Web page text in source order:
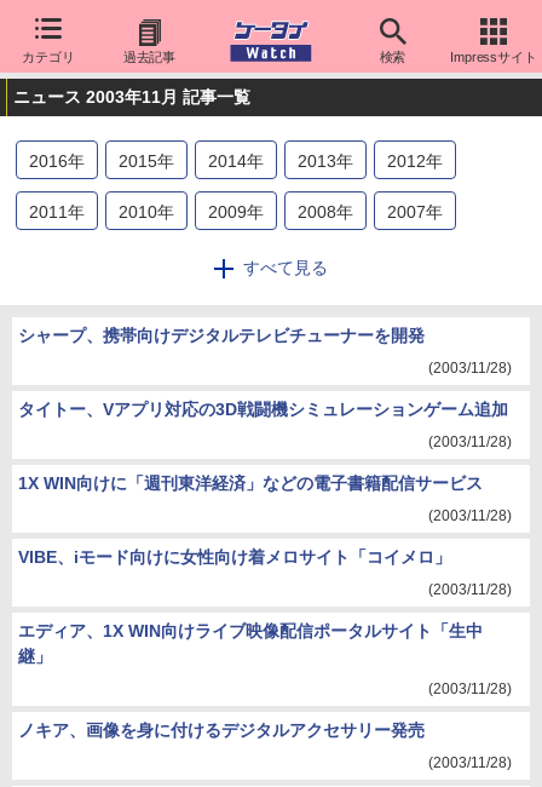
カテゴリ 過去記事 検索 Impressサイト
ニュース 2003年11月 記事一覧
2016年 2015年 2014年 2013年 2012年
2011年 2010年 2009年 2008年 2007年
2004年 2003
すべて見る
シャープ、携帯向けデジタルテレビチューナーを開発
(2003/11/28)
タイトー、Vアプリ対応の3D戦闘機シミュレーションゲーム追加
(2003/11/28)
1X WIN向けに「週刊東洋経済」などの電子書籍配信サービス
(2003/11/28)
VIBE、iモード向けに女性向け着メロサイト「コイメロ」
(2003/11/28)
エディア、1X WIN向けライブ映像配信ポータルサイト「生中
継」
(2003/11/28)
ノキア、画像を身に付けるデジタルアクセサリー発売
(2003/11/28)